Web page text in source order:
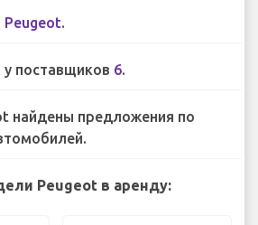
.
у поставщиков 6.
найдены предложения по
Peugeot в аренду: